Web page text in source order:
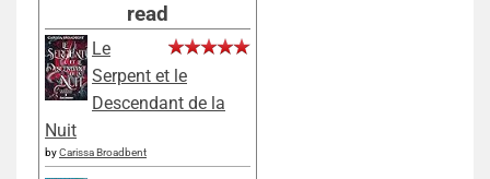
read
Le
Serpent et le
Descendant de la
Nuit
byCarissa Broadbent